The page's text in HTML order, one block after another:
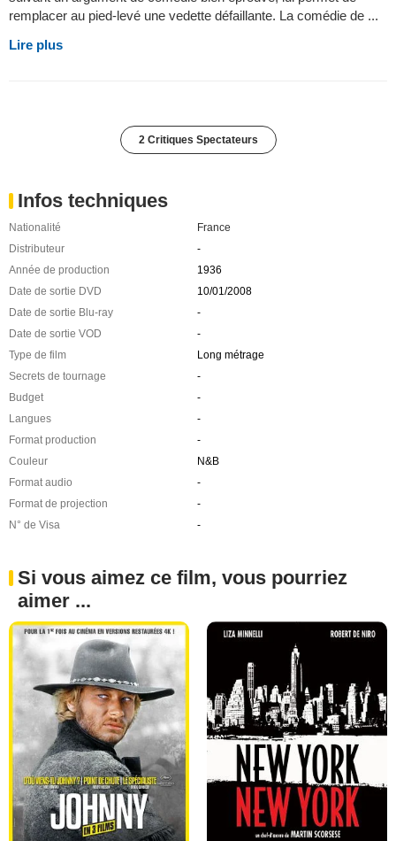
remplacer au pied-levé une vedette défaillante. La comédie de ...
Lire plus
2 Critiques Spectateurs
Infos techniques
Nationalité
France
Distributeur
-
Année de production
1936
Date de sortie DVD
10/01/2008
Date de sortie Blu-ray
-
Date de sortie VOD
-
Type de film
Long métrage
Secrets de tournage
-
Budget
-
Langues
-
Format production
-
Couleur
N&B
Format audio
-
Format de projection
-
N° de Visa
-
Si vous aimez ce film, vous pourriez
aimer ...